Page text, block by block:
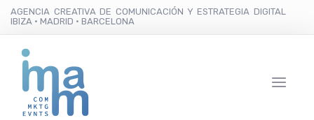
AGENCIA CREATIVA DE COMUNICACIÓN Y ESTRATEGIA DIGITAL
IBIZA · MADRID · BARCELONA